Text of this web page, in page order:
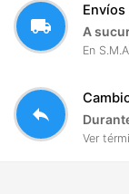
local_shipping A
En
reply
Ver